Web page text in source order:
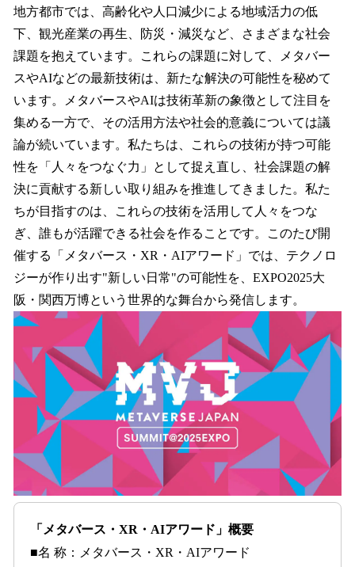
地方都市では、高齢化や人口減少による地域活力の低
下、観光産業の再生、防災・減災など、さまざまな社会
課題を抱えています。これらの課題に対して、メタバー
スやAIなどの最新技術は、新たな解決の可能性を秘めて
います。メタバースやAIは技術革新の象徴として注目を
集める一方で、その活用方法や社会的意義については議
論が続いています。私たちは、これらの技術が持つ可能
性を「人々をつなぐ力」として捉え直し、社会課題の解
決に貢献する新しい取り組みを推進してきました。私た
ちが目指すのは、これらの技術を活用して人々をつな
ぎ、誰もが活躍できる社会を作ることです。このたび開
催する「メタバース・XR・AIアワード」では、テクノロ
ジーが作り出す"新しい日常"の可能性を、EXPO2025大
阪・関西万博という世界的な舞台から発信します。
「メタバース・XR・AIアワード」概要
■名 称：メタバース・XR・AIアワード